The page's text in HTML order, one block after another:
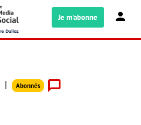
Je m'abonne
Abonnés